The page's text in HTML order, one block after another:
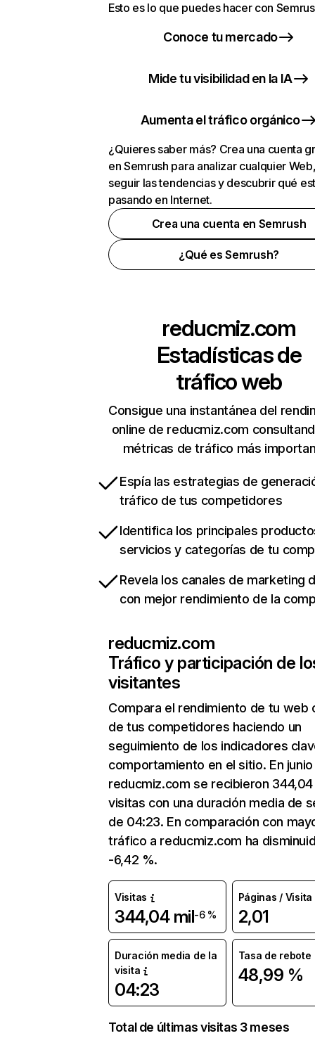
Esto es lo que puedes hacer con
Conoce tu mercado
Mide tu visibilidad en la IA
Aumenta el tráfico orgánico
¿Quieres saber más? Crea una cuenta
en Semrush para analizar cualquier
seguir las tendencias y descubrir qué
pasando en Internet.
Crea una cuenta en Semrush
¿Qué es Semrush?
reducmiz.com
Estadísticas de
tráfico web
Consigue una instantánea del
online de reducmiz.com
métricas de tráfico más
Espía las estrategias de
tráfico de tus competidores
Identifica los principales
servicios y categorías de tu
Revela los canales de marketing
con mejor rendimiento de la
reducmiz.com
Tráfico y participación de
visitantes
Compara el rendimiento de tu web
de tus competidores haciendo un
seguimiento de los indicadores
comportamiento en el sitio. En junio
reducmiz.com se recibieron 344,04
visitas con una duración media de
de 04:23. En comparación con
tráfico a reducmiz.com ha
-6,42 %.
Visitas
344,04 mil-6 %
Páginas / Visita
2,01
Duración media de la
visita
04:23
Tasa de rebote
48,99 %
Total de últimas visitas 3 meses